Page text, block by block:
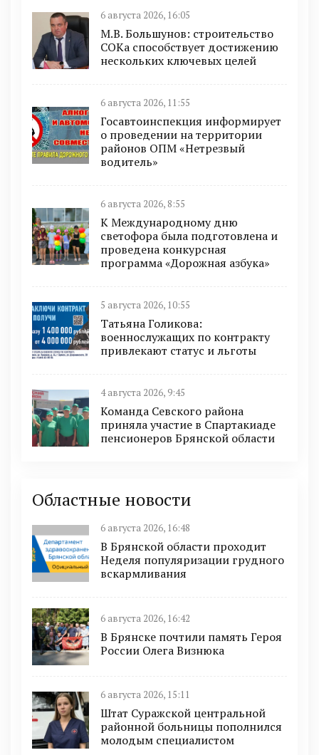
6 августа 2026, 16:05
М.В. Большунов: строительство
СОКа способствует достижению
нескольких ключевых целей
6 августа 2026, 11:55
Госавтоинспекция информирует
о проведении на территории
районов ОПМ «Нетрезвый
водитель»
6 августа 2026, 8:55
К Международному дню
светофора была подготовлена и
проведена конкурсная
программа «Дорожная азбука»
5 августа 2026, 10:55
Татьяна Голикова:
военнослужащих по контракту
привлекают статус и льготы
4 августа 2026, 9:45
Команда Севского района
приняла участие в Спартакиаде
пенсионеров Брянской области
Областные новости
6 августа 2026, 16:48
В Брянской области проходит
Неделя популяризации грудного
вскармливания
6 августа 2026, 16:42
В Брянске почтили память Героя
России Олега Визнюка
6 августа 2026, 15:11
Штат Суражской центральной
районной больницы пополнился
молодым специалистом